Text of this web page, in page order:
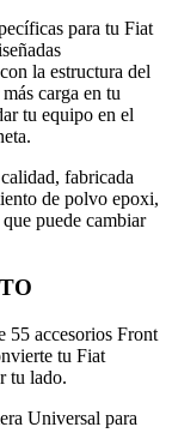
para tu Fiat
la estructura del
carga en tu
tu equipo en el
fabricada
de polvo epoxi,
puede cambiar
55 accesorios Front
tu Fiat
tu lado.
Universal para